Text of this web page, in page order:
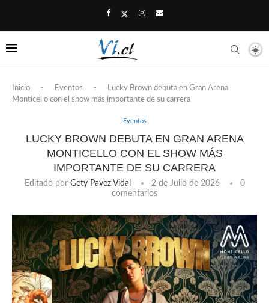
Inicio - Eventos -
Lucky Brown debuta en Gran Arena
Monticello con el show más importante de su carrera
Eventos
LUCKY BROWN DEBUTA EN GRAN ARENA
MONTICELLO CON EL SHOW MÁS
IMPORTANTE DE SU CARRERA
Editado por Gety Pavez Vidal 2 de Julio de 2026
0
comentarios